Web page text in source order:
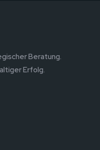
Beratung.
Erfolg.